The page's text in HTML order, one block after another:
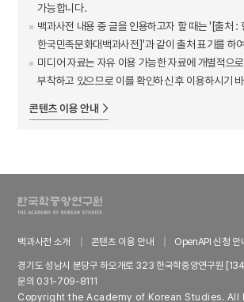
가능합니다.
백과사전 내용 중 글을 인용하고자 할 때는 '[출처 :
한국민족문화대백과사전]'과 같이 출처 표기를 하
미디어 자료는 자유 이용 가능한 자료에 개별적으
부착하고 있으므로 이를 확인하신 후 이용하시기
콘텐츠 이용 안내
백과사전 소개 콘텐츠 이용 안내
OpenAPI 신청 안
경기도 성남시 분당구 하오개로 323 한국학중앙연구원
문의 031-709-8111
Copyright the Academy of Korean Studies. All